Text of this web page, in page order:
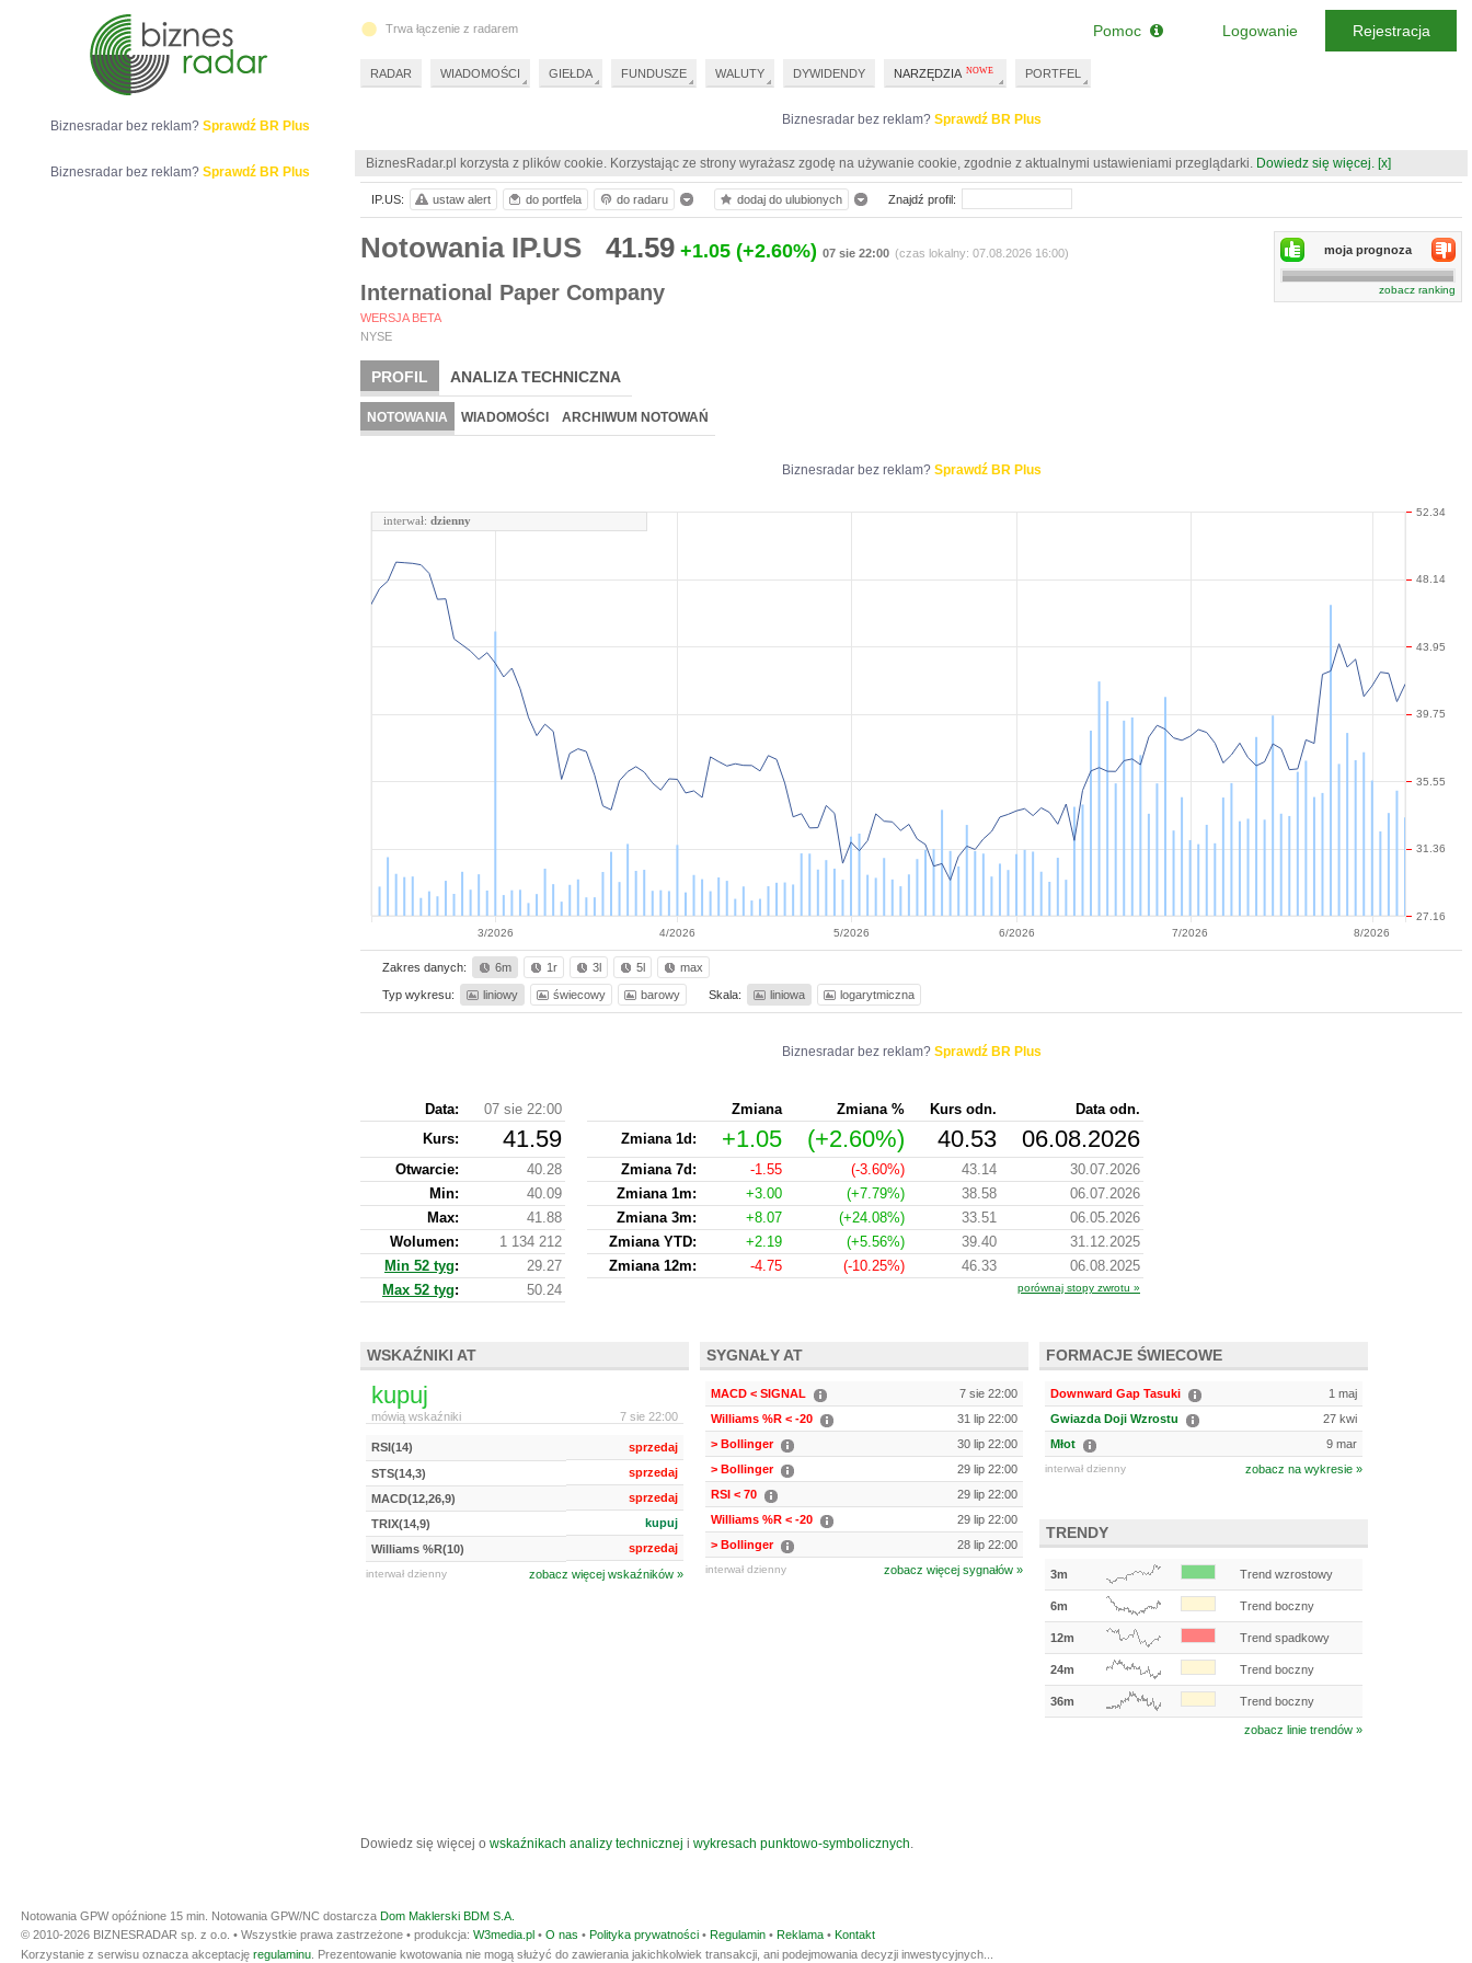
Biznesradar bez reklam? Sprawdź BR Plus
BiznesRadar.pl korzysta z plików cookie. Korzystając ze strony wyrażasz zgodę na używanie cookie, zgodnie z aktualnymi ustawieniami przeglądarki. Dowiedz się więcej. [x]
Notowania IP.US 41.59 +1.05 (+2.60%) 07 sie 22:00 (czas lokalny: 07.08.2026 16:00)
International Paper Company
WERSJA BETA
NYSE
moja prognoza
zobacz ranking
PROFIL ANALIZA TECHNICZNA
NOTOWANIA WIADOMOŚCI ARCHIWUM NOTOWAŃ
Biznesradar bez reklam? Sprawdź BR Plus
3/2026 4/2026 5/2026 6/2026 7/2026 8/2026
27.16
31.36
35.55
39.75
43.95
48.14
52.34
interwał: dzienny
Zakres danych: 6m 1r 3l 5l max
Typ wykresu: liniowy świecowy barowy Skala: liniowa logarytmiczna
Biznesradar bez reklam? Sprawdź BR Plus
Data:
07 sie 22:00
Kurs: 41.59
Otwarcie:
40.28
Min:
40.09
Max:
41.88
Wolumen:
1 134 212
Min 52 tyg:
29.27
Max 52 tyg: 50.24
Zmiana Zmiana % Kurs odn.
Data odn.
Zmiana 1d:
+1.05 (+2.60%) 40.53 06.08.2026
Zmiana 7d: -1.55 (-3.60%) 43.14
30.07.2026
Zmiana 1m:
+3.00 (+7.79%) 38.58
06.07.2026
Zmiana 3m:
+8.07 (+24.08%) 33.51
06.05.2026
Zmiana YTD:
+2.19 (+5.56%) 39.40
31.12.2025
Zmiana 12m:
-4.75 (-10.25%) 46.33 06.08.2025
porównaj stopy zwrotu »
WSKAŹNIKI AT
kupuj
7 sie 22:00
mówią wskaźniki
RSI(14)
sprzedaj
STS(14,3)
sprzedaj
MACD(12,26,9)
sprzedaj
TRIX(14,9)
kupuj
Williams %R(10)
sprzedaj
interwał dzienny zobacz więcej wskaźników »
SYGNAŁY AT
MACD < SIGNAL
7 sie 22:00
Williams %R < -20
31 lip 22:00
> Bollinger
30 lip 22:00
> Bollinger
29 lip 22:00
RSI < 70
29 lip 22:00
Williams %R < -20
29 lip 22:00
> Bollinger
28 lip 22:00
interwał dzienny zobacz więcej sygnałów »
FORMACJE ŚWIECOWE
Downward Gap Tasuki
1 maj
Gwiazda Doji Wzrostu
27 kwi
Młot
9 mar
interwał dzienny zobacz na wykresie »
TRENDY
3m Trend wzrostowy
6m Trend boczny
12m Trend spadkowy
24m Trend boczny
36m Trend boczny
zobacz linie trendów »
Dowiedz się więcej o wskaźnikach analizy technicznej i wykresach punktowo-symbolicznych.
IP.US: ustaw alert do portfela do radaru dodaj do ulubionych Znajdź profil:
Biznesradar bez reklam? Sprawdź BR Plus
Biznesradar bez reklam? Sprawdź BR Plus
Trwa łączenie z radarem
RADAR WIADOMOŚCI GIEŁDA FUNDUSZE WALUTY DYWIDENDY NARZĘDZIA PORTFEL
Pomoc Logowanie Rejestracja
Notowania GPW opóźnione 15 min. Notowania GPW/NC dostarcza Dom Maklerski BDM S.A.
© 2010-2026 BIZNESRADAR sp. z o.o. • Wszystkie prawa zastrzeżone • produkcja: W3media.pl • O nas • Polityka prywatności • Regulamin • Reklama • Kontakt
Korzystanie z serwisu oznacza akceptację regulaminu . Prezentowanie kwotowania nie mogą służyć do zawierania jakichkolwiek transakcji, ani podejmowania decyzji inwestycyjnych...